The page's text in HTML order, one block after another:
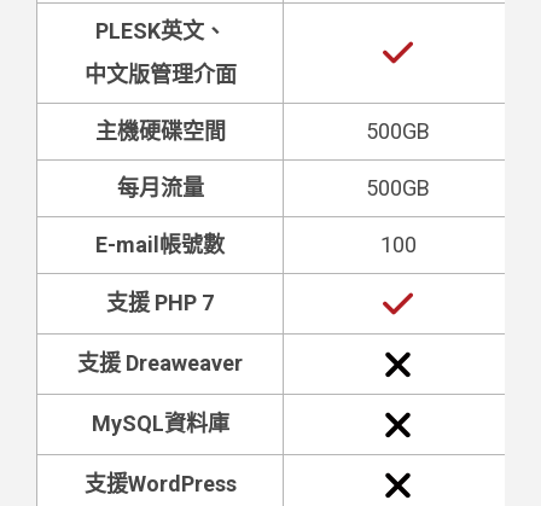
PLESK英文、
中文版管理介面
主機硬碟空間 500GB
每月流量 500GB
E-mail帳號數 100
支援 PHP 7
支援 Dreaweaver
MySQL資料庫
支援WordPress